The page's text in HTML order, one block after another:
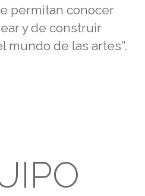
permitan conocer
y de construir
mundo de las artes”.